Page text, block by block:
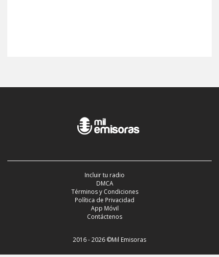
Incluir tu radio
DMCA
Términos y Condiciones
Política de Privacidad
App Móvil
Contáctenos
2016 - 2026 ©Mil Emisoras